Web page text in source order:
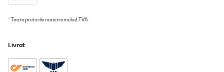
Das Klarstein Glaskeramikkochfeld überzeugt durch sein
zwei Kochplatten heizen schnell auf und liefern mit 2400 W
Amazon-Benutzer
* Toate prețurile noastre includ TVA.
Livrat